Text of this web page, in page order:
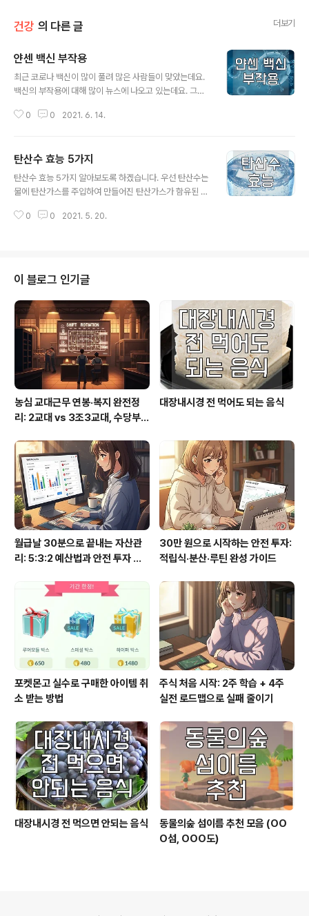
건강 의 다른 글 더보기
얀센 백신 부작용
최근 코로나 백신이 많이 풀려 많은 사람들이 맞았는데요.
백신의 부작용에 대해 많이 뉴스에 나오고 있는데요. 그중
과 다른 백신의 차이점 | 얀센 백신 부작용 우선 가장 많이
있는 증상으로 금방 회복이 되니 크게 걱정할 정도는 아닙
니다. - 얀센 부작용 혈소판감소성 혈전증 혈소판감소성 혈
전증이라고 들어보신분은 많이 없으실 겁니다. 일반적인
감소를 동반한 혈전으로 알려져 있습니다. 얀센 접종 후 4
0 0 2021. 6. 14.
탄산수 효능 5가지
탄산수 효능 5가지 알아보도록 하겠습니다. 우선 탄산수는
물에 탄산가스를 주입하여 만들어진 탄산가스가 함유된 물
어떤 효능이 있는지는 잘 모르시는 분들이 많습니다. 이번
산수로 세안을 할 경우 탄산이 피부에 닿으면서 약간의 자
극을 주게되는데 이때 피부의 혈액 순환을 도와 노폐물과
각질 제거에 효과가 있다고 합니다. 또한 피지 분비량을 조
절해줌으로써 커진 모공을 좁혀주는 효과도 있다고 합니
다. 하지만 탄산수만으로 세안을 하면 강항 자극이 될 수 있
기 때문에 물과 1대1로 희석하여 ..
0 0 2021. 5. 20.
이 블로그 인기글
농심 교대근무 연봉·복지 완전정
리: 2교대 vs 3조3교대, 수당부터
대장내시경 전 먹어도 되는 음식
월급날 30분으로 끝내는 자산관
리: 5:3:2 예산법과 안전 투자 루
30만 원으로 시작하는 안전 투자:
적립식·분산·루틴 완성 가이드
포켓몬고 실수로 구매한 아이템 취
소 받는 방법
주식 처음 시작: 2주 학습 + 4주
실전 로드맵으로 실패 줄이기
대장내시경 전 먹으면 안되는 음식
동물의숲 섬이름 추천 모음 (OO
O섬, OOO도)